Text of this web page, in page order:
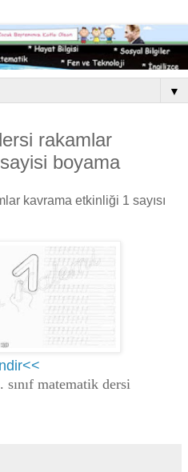
▼
rakamlar
boyama
kavrama etkinliği 1 sayısı
sınıf matematik dersi